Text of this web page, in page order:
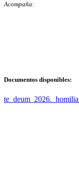
Acompaña:
Documentos disponibles: